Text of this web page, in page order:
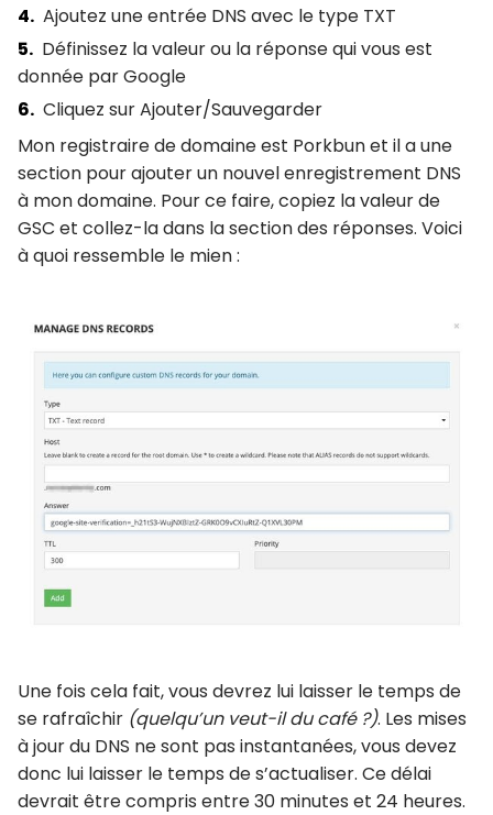
Ajoutez une entrée DNS avec le type TXT
Définissez la valeur ou la réponse qui vous est
donnée par Google
Cliquez sur Ajouter/Sauvegarder
Mon registraire de domaine est Porkbun et il a une
section pour ajouter un nouvel enregistrement DNS
à mon domaine. Pour ce faire, copiez la valeur de
GSC et collez-la dans la section des réponses. Voici
à quoi ressemble le mien :
Une fois cela fait, vous devrez lui laisser le temps de
se rafraîchir (quelqu’un veut-il du café ?). Les mises
à jour du DNS ne sont pas instantanées, vous devez
donc lui laisser le temps de s’actualiser. Ce délai
devrait être compris entre 30 minutes et 24 heures.